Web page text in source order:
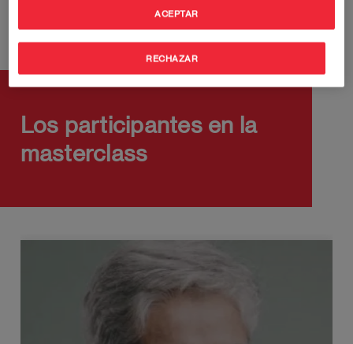
un montón de sorpresas!
Los participantes en la
masterclass
RECHAZAR
ACEPTAR